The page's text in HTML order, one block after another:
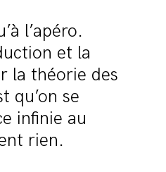
l’apéro.
et la
la théorie des
qu’on se
infinie au
rien.